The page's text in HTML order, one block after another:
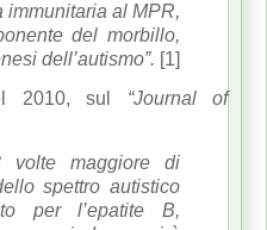
immunitaria al MPR,
del morbillo,
dell’autismo”. [1]
2010, sul
“Journal of
maggiore di
spettro autistico
per l’epatite B,